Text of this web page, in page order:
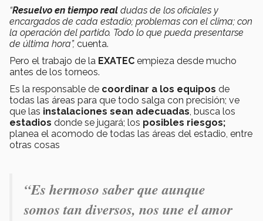
“Resuelvo en tiempo real dudas de los oficiales y
encargados de cada estadio; problemas con el clima; con
la operación del partido. Todo lo que pueda presentarse
de última hora”, cuenta.
Pero el trabajo de la EXATEC empieza desde mucho
antes de los torneos.
Es la responsable de coordinar a los equipos de
todas las áreas para que todo salga con precisión; ve
que las instalaciones sean adecuadas, busca los
estadios donde se jugará; los posibles riesgos;
planea el acomodo de todas las áreas del estadio, entre
otras cosas
“Es hermoso saber que aunque
somos tan diversos, nos une el amor